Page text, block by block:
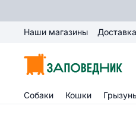
Наши магазины Доставка
Собаки Кошки